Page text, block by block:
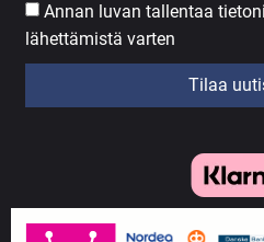
Annan luvan tallentaa
lähettämistä varten
Tilaa